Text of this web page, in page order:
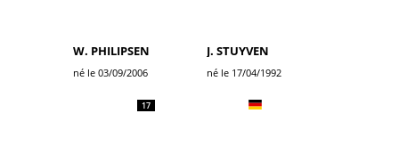
W. PHILIPSEN
né le 03/09/2006
J. STUYVEN
né le 17/04/1992
17